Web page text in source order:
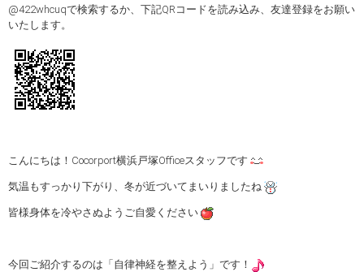
@422whcuqで検索するか、下記QRコードを読み込み、友達登録をお願い
いたします。
こんにちは！Cocorport横浜戸塚Officeスタッフです
気温もすっかり下がり、冬が近づいてまいりましたね
皆様身体を冷やさぬようご自愛ください
今回ご紹介するのは「自律神経を整えよう」です！